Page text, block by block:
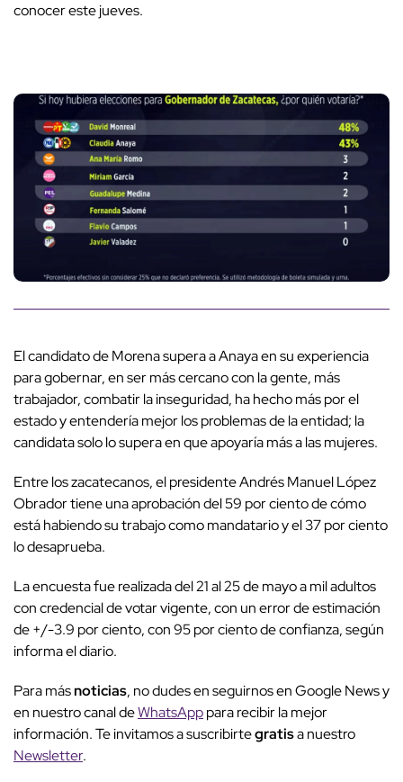
conocer este jueves.
El candidato de Morena supera a Anaya en su experiencia
para gobernar, en ser más cercano con la gente, más
trabajador, combatir la inseguridad, ha hecho más por el
estado y entendería mejor los problemas de la entidad; la
candidata solo lo supera en que apoyaría más a las mujeres.
Entre los zacatecanos, el presidente Andrés Manuel López
Obrador tiene una aprobación del 59 por ciento de cómo
está habiendo su trabajo como mandatario y el 37 por ciento
lo desaprueba.
La encuesta fue realizada del 21 al 25 de mayo a mil adultos
con credencial de votar vigente, con un error de estimación
de +/-3.9 por ciento, con 95 por ciento de confianza, según
informa el diario.
Para másnoticias, no dudes en seguirnos en Google News y
en nuestro canal deWhatsApppara recibir la mejor
información. Te invitamos a suscribirtegratisa nuestro
Newsletter.